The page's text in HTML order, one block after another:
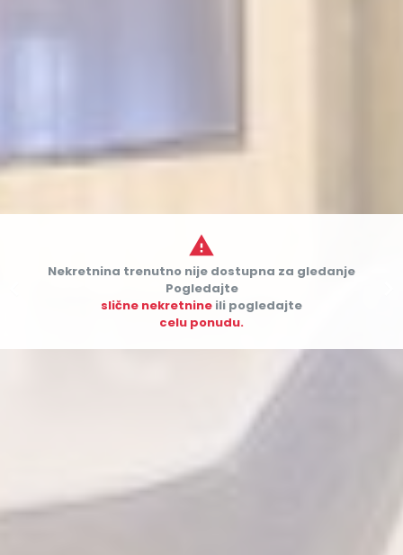

Nekretnina trenutno nije dostupna za gledanje
Pogledajte
slične nekretnine ili pogledajte
celu ponudu.